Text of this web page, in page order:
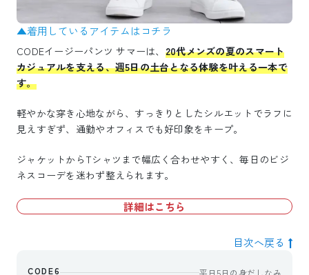
▲着用しているアイテムはコチラ
CODEイージーパンツ サマーは、 20代メンズの夏のスマート
カジュアルを支える、週5日の土台となる体験を叶える一本で
す。
軽やかな穿き心地ながら、すっきりとしたシルエットでラフに
見えすぎず、通勤やオフィスでも好印象をキープ。
ジャケットからTシャツまで幅広く合わせやすく、毎日のビジ
ネスコーデを迷わず整えられます。
詳細はこちら
目次へ戻る
CODE6 平日5日の身だしなみ